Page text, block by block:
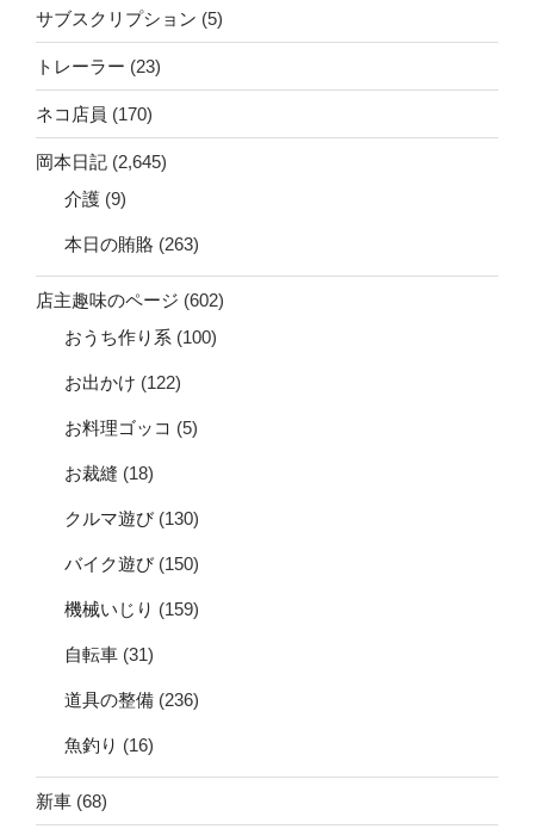
サブスクリプション (5)
トレーラー (23)
ネコ店員 (170)
岡本日記 (2,645)
介護 (9)
本日の賄賂 (263)
店主趣味のページ (602)
おうち作り系 (100)
お出かけ (122)
お料理ゴッコ (5)
お裁縫 (18)
クルマ遊び (130)
バイク遊び (150)
機械いじり (159)
自転車 (31)
道具の整備 (236)
魚釣り (16)
新車 (68)